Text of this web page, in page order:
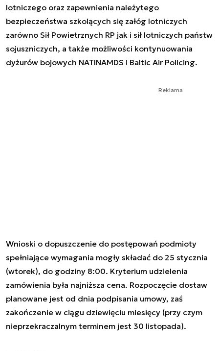
lotniczego oraz zapewnienia należytego
bezpieczeństwa szkolących się załóg lotniczych
zarówno Sił Powietrznych RP jak i sił lotniczych państw
sojuszniczych, a także możliwości kontynuowania
dyżurów bojowych NATINAMDS i Baltic Air Policing.
Reklama
Wnioski o dopuszczenie do postępowań podmioty
spełniające wymagania mogły składać do 25 stycznia
(wtorek), do godziny 8:00. Kryterium udzielenia
zamówienia była najniższa cena. Rozpoczęcie dostaw
planowane jest od dnia podpisania umowy, zaś
zakończenie w ciągu dziewięciu miesięcy (przy czym
nieprzekraczalnym terminem jest 30 listopada).